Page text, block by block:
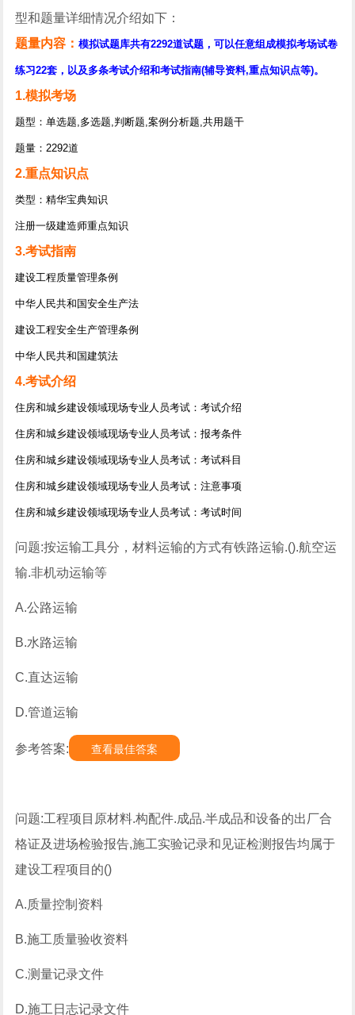
型和题量详细情况介绍如下：
题量内容：模拟试题库共有2292道试题，可以任意组成模拟考场试卷
练习22套，以及多条考试介绍和考试指南(辅导资料,重点知识点等)。
1.模拟考场
题型：单选题,多选题,判断题,案例分析题,共用题干
题量：2292道
2.重点知识点
类型：精华宝典知识
注册一级建造师重点知识
3.考试指南
建设工程质量管理条例
中华人民共和国安全生产法
建设工程安全生产管理条例
中华人民共和国建筑法
4.考试介绍
住房和城乡建设领域现场专业人员考试：考试介绍
住房和城乡建设领域现场专业人员考试：报考条件
住房和城乡建设领域现场专业人员考试：考试科目
住房和城乡建设领域现场专业人员考试：注意事项
住房和城乡建设领域现场专业人员考试：考试时间
问题:按运输工具分，材料运输的方式有铁路运输.().航空运
输.非机动运输等
A.公路运输
B.水路运输
C.直达运输
D.管道运输
参考答案: 查看最佳答案
问题:工程项目原材料.构配件.成品.半成品和设备的出厂合
格证及进场检验报告,施工实验记录和见证检测报告均属于
建设工程项目的()
A.质量控制资料
B.施工质量验收资料
C.测量记录文件
D.施工日志记录文件